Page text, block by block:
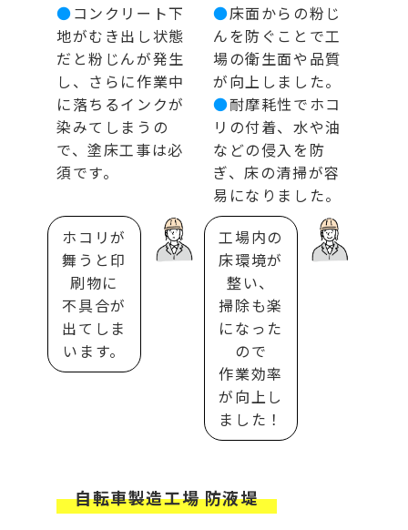
●コンクリート下
地がむき出し状態
だと粉じんが発生
し、さらに作業中
に落ちるインクが
染みてしまうの
で、塗床工事は必
須です。
●床面からの粉じ
んを防ぐことで工
場の衛生面や品質
が向上しました。
●耐摩耗性でホコ
リの付着、水や油
などの侵入を防
ぎ、床の清掃が容
易になりました。
ホコリが
舞うと印
刷物に
不具合が
出てしま
います。
工場内の
床環境が
整い、
掃除も楽
になった
ので
作業効率
が向上し
ました！
自転車製造工場 防液堤